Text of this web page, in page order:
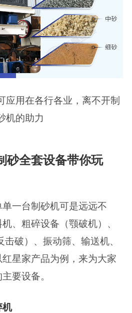
应用在各行各业，离不开制
机的助力
砂全套设备带你玩
一台制砂机可是远远不
、粗碎设备（颚破机）、
破）、振动筛、输送机、
星家产品为例，来为大家
要设备。
机